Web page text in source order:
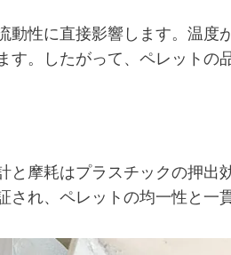
性に直接影響します。温度
。したがって、ペレットの
摩耗はプラスチックの押出
れ、ペレットの均一性と一